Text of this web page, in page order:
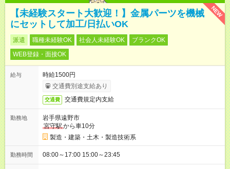
NEW
【未経験スタート大歓迎！】金属パーツを機械
にセットして加工/日払いOK
派遣 職種未経験OK 社会人未経験OK
ブランクOK
WEB登録・面接OK
給与
時給1500円
交通費別途支給あり
交通費 交通費規定内支給
勤務地
岩手県遠野市
宮守駅から車10分
製造・建築・土木・製造技術系
勤務時間 08:00～17:00 15:00～23:45